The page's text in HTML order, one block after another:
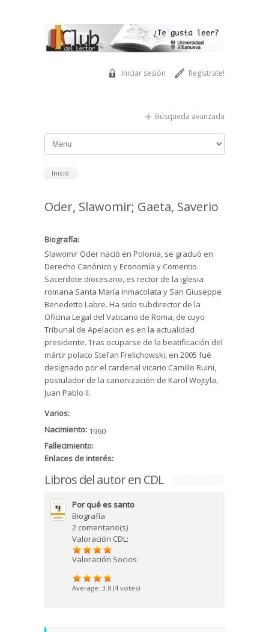
Regístrate!
Iniciar sesión
Búsqueda avanzada
Inicio
Oder, Slawomir; Gaeta, Saverio
Biografía:
Slawomir Oder nació en Polonia, se graduó en
Derecho Canónico y Economía y Comercio.
Sacerdote diocesano, es rector de la iglesia
romana Santa María Inmacolata y San Giuseppe
Benedetto Labre. Ha sido subdirector de la
Oficina Legal del Vaticano de Roma, de cuyo
Tribunal de Apelacion es en la actualidad
presidente. Tras ocuparse de la beatificación del
mártir polaco Stefan Frelichowski, en 2005 fué
designado por el cardenal vicario Camillo Ruini,
postulador de la canonización de Karol Wojtyla,
Juan Pablo II.
Varios:
Nacimiento: 1960
Fallecimiento:
Enlaces de interés:
Libros del autor en CDL
Por qué es santo
Biografía
2 comentario(s)
Valoración CDL:
Valoración Socios:
Average: 3.8 (4 votes)